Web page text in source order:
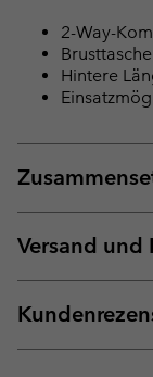
2-Way-
Hintere
Versand und